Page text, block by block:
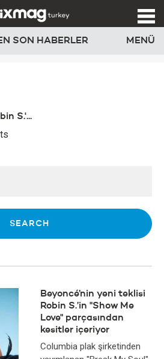
SON HABERLER MENÜ
S.'...
Beyoncé’nin yeni teklisi
Robin S.’in "Show Me
Love" parçasından
kesitler içeriyor
Columbia plak şirketinden